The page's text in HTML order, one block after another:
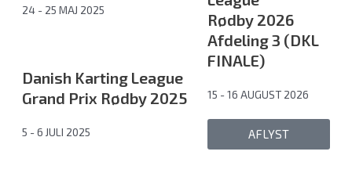
Rødby 2026
Afdeling 3 (DKL
FINALE)
15 - 16 AUGUST 2026
AFLYST
24 - 25 MAJ 2025
Danish Karting League
Grand Prix Rødby 2025
5 - 6 JULI 2025